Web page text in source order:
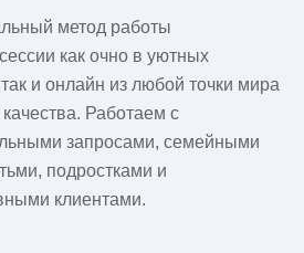
метод работы
как очно в уютных
и онлайн из любой точки мира
Работаем с
запросами, семейными
подростками и
клиентами.